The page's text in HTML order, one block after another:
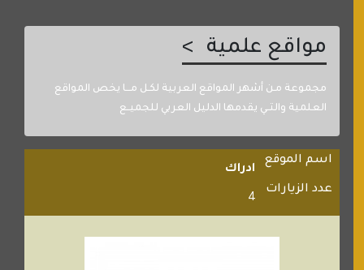
مواقع علمية
مجموعة مـن أشهر المواقع العربية لكـل مـــا يخص المواقع
العلمية والتــي يقدمها الدليل العربي للجميــع
اسم الموقع
ادراك
عدد الزيارات
4